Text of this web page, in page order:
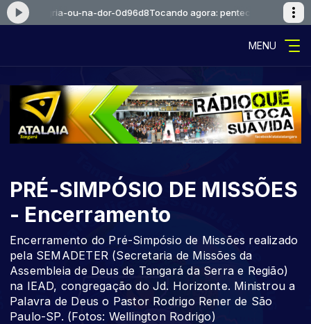
na-alegria-ou-na-dor-0d96d8Tocando agora: pentecostal-na-
MENU
PRÉ-SIMPÓSIO DE MISSÕES
- Encerramento
Encerramento do Pré-Simpósio de Missões realizado
pela SEMADETER (Secretaria de Missões da
Assembleia de Deus de Tangará da Serra e Região)
na IEAD, congregação do Jd. Horizonte. Ministrou a
Palavra de Deus o Pastor Rodrigo Rener de São
Paulo-SP. (Fotos: Wellington Rodrigo)